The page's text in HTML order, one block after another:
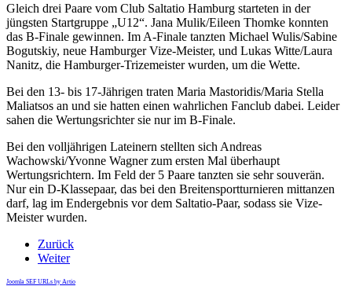
Gleich drei Paare vom Club Saltatio Hamburg starteten in der
jüngsten Startgruppe „U12“. Jana Mulik/Eileen Thomke konnten
das B-Finale gewinnen. Im A-Finale tanzten Michael Wulis/Sabine
Bogutskiy, neue Hamburger Vize-Meister, und Lukas Witte/Laura
Nanitz, die Hamburger-Trizemeister wurden, um die Wette.
Bei den 13- bis 17-Jährigen traten Maria Mastoridis/Maria Stella
Maliatsos an und sie hatten einen wahrlichen Fanclub dabei. Leider
sahen die Wertungsrichter sie nur im B-Finale.
Bei den volljährigen Lateinern stellten sich Andreas
Wachowski/Yvonne Wagner zum ersten Mal überhaupt
Wertungsrichtern. Im Feld der 5 Paare tanzten sie sehr souverän.
Nur ein D-Klassepaar, das bei den Breitensportturnieren mittanzen
darf, lag im Endergebnis vor dem Saltatio-Paar, sodass sie Vize-
Meister wurden.
Zurück
Weiter
Joomla SEF URLs by Artio